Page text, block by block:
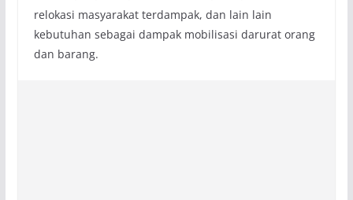
relokasi masyarakat terdampak, dan lain lain
kebutuhan sebagai dampak mobilisasi darurat orang
dan barang.